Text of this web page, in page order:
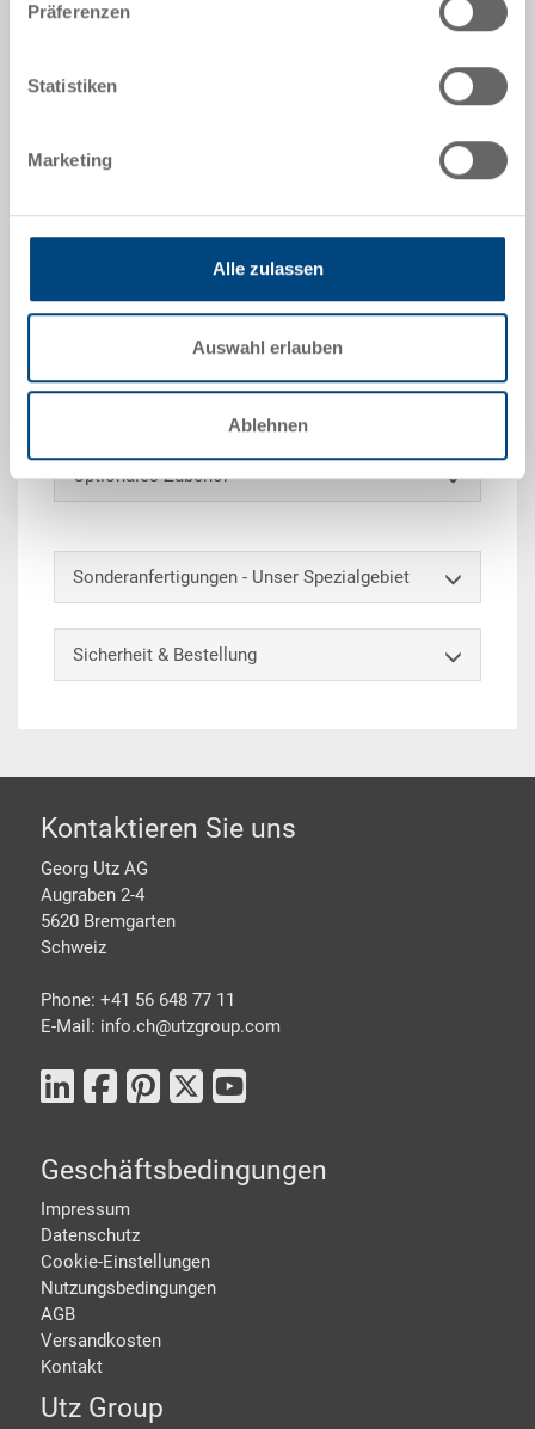
Präferenzen
Statistiken
Marketing
Alle zulassen
Auswahl erlauben
Ablehnen
Angebot anfordern
Technische Daten
Der Stapelbehälter RAKO ist dank seiner
Belastbarkeit bestens als Transport- oder Lagerbox
Eurobehälter beliebig mit und ohne Deckel stapeln
(Behältermasse abgestimmt auf Europaletten).
gekennzeichnet und unterteilt werden.
Optionales Zubehör
Sonderanfertigungen - Unser Spezialgebiet
Sicherheit & Bestellung
Footer
Kontaktieren Sie uns
Georg Utz AG
Augraben 2-4
5620 Bremgarten
Schweiz
Phone: +41 56 648 77 11
E-Mail: info.ch@utzgroup.com
Geschäftsbedingungen
Impressum
Datenschutz
Cookie-Einstellungen
Nutzungsbedingungen
AGB
Versandkosten
Kontakt
Utz Group